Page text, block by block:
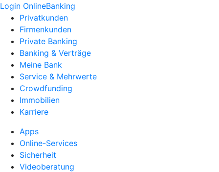
Login OnlineBanking
Privatkunden
Firmenkunden
Private Banking
Banking & Verträge
Meine Bank
Service & Mehrwerte
Crowdfunding
Immobilien
Karriere
Apps
Online-Services
Sicherheit
Videoberatung